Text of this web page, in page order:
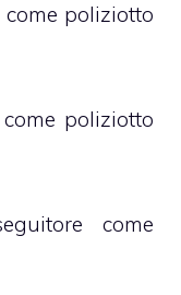
poliziotto
poliziotto
come